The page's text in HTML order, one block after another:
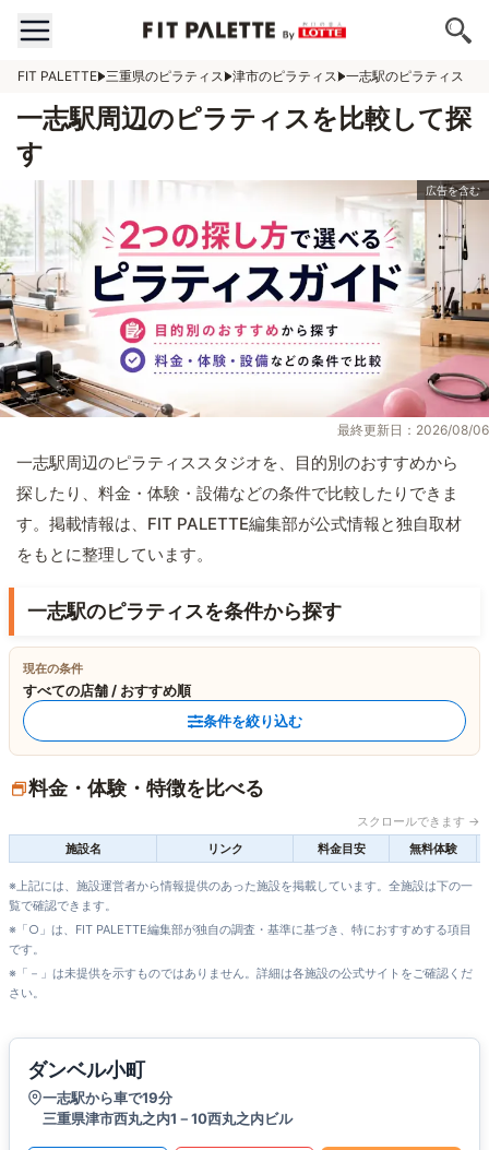
FIT PALETTE 三重県のピラティス 津市のピラティス 一志駅のピラティス
一志駅周辺のピラティスを比較して探
す
最終更新日：2026/08/06
一志駅周辺のピラティススタジオを、目的別のおすすめから
探したり、料金・体験・設備などの条件で比較したりできま
す。掲載情報は、FIT PALETTE編集部が公式情報と独自取材
をもとに整理しています。
一志駅のピラティスを条件から探す
現在の条件
すべての店舗 / おすすめ順
条件を絞り込む
料金・体験・特徴を比べる
スクロールできます →
施設名
リンク 料金目安 無料体験
※上記には、施設運営者から情報提供のあった施設を掲載しています。全施設は下の一
覧で確認できます。
※「○」は、FIT PALETTE編集部が独自の調査・基準に基づき、特におすすめする項目
です。
※「－」は未提供を示すものではありません。詳細は各施設の公式サイトをご確認くだ
さい。
ダンベル小町
一志駅から車で19分
三重県津市西丸之内1－10西丸之内ビル